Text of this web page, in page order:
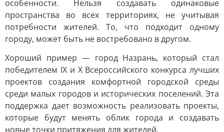
особенности. Нельзя создавать одинаковые
пространства во всех территориях, не учитывая
потребности жителей. То, что подходит одному
городу, может быть не востребовано в другом.
Хороший пример — город Назрань, который стал
победителем IX и X Всероссийского конкурса лучших
проектов создания комфортной городской среды
среди малых городов и исторических поселений. Эта
поддержка дает возможность реализовать проекты,
которые будут менять облик города и создавать
новые точки притяжения для жителей.